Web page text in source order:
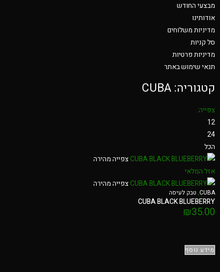
מבצעי החודש
אודותינו
מדיניות משלוחים
סל קניות
מדיניות פרטיות
תנאי שימוש באתר
קטגוריה: CUBA
צפייה:
12
24
הכל
צפייה מהירה
אזל המלאי
צפייה מהירה
CUBA
, טבק לעיסה
CUBA BLACK BLUEBERRY
₪35.00
מידע נוסף